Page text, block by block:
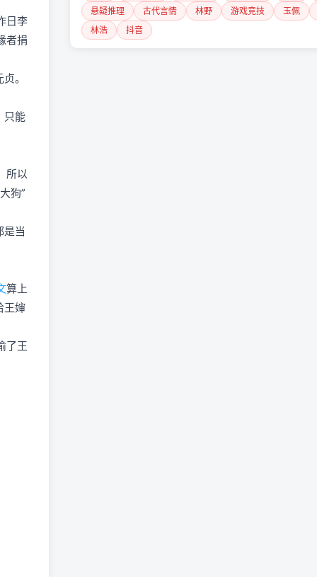
日李
者捐
。
只能
所以
狗”
是当
算上
王婶
了王
18 被老公送进监狱的720天
19 此后寒鸟不归春
悬疑推理
古代言情 林野 游戏竞技
玉佩
林浩
抖音